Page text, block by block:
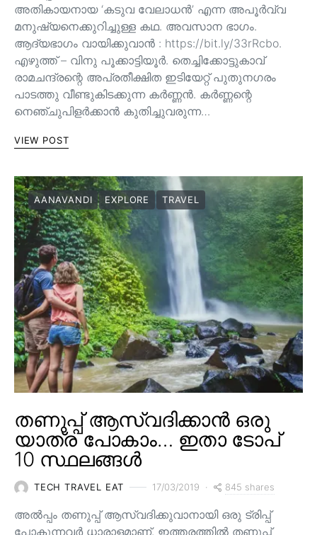
അതികായനായ ‘കടുവ വേലാധൻ’ എന്ന അപൂർവ്വ
മനുഷ്യനെക്കുറിച്ചുള്ള കഥ. അവസാന ഭാഗം.
ആദ്യഭാഗം വായിക്കുവാൻ : https://bit.ly/33rRcbo.
എഴുത്ത് – വിനു പൂക്കാട്ടിയൂർ. തെച്ചിക്കോട്ടുകാവ്
രാമചന്ദ്രന്റെ അപ്രതീക്ഷിത ഇടിയേറ്റ് പുതുനഗരം
പാടത്തു വീണ്ടുകിടക്കുന്ന കർണ്ണൻ. കർണ്ണന്റെ
നെഞ്ചുപിളർക്കാൻ കുതിച്ചുവരുന്ന…
VIEW POST
AANAVANDI EXPLORE TRAVEL
തണുപ്പ് ആസ്വദിക്കാൻ ഒരു
യാത്ര പോകാം… ഇതാ ടോപ്
10 സ്ഥലങ്ങൾ
TECH TRAVEL EAT 17/03/2019 845 shares
അൽപ്പം തണുപ്പ് ആസ്വദിക്കുവാനായി ഒരു ട്രിപ്പ്
പോകുന്നവർ ധാരാളമാണ്. ഇത്തരത്തിൽ തണുപ്പ്